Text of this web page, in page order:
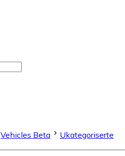
Vehicles Beta
Ukategoriserte